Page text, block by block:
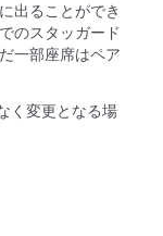
出ることができ
のスタッガード
一部座席はペア
く変更となる場